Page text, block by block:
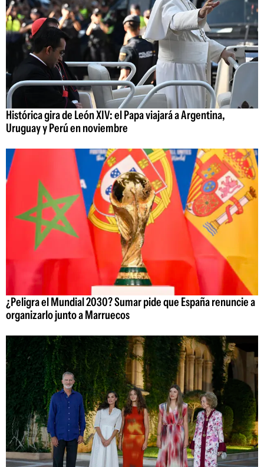
Histórica gira de León XIV: el Papa viajará a Argentina,
Uruguay y Perú en noviembre
¿Peligra el Mundial 2030? Sumar pide que España renuncie a
organizarlo junto a Marruecos